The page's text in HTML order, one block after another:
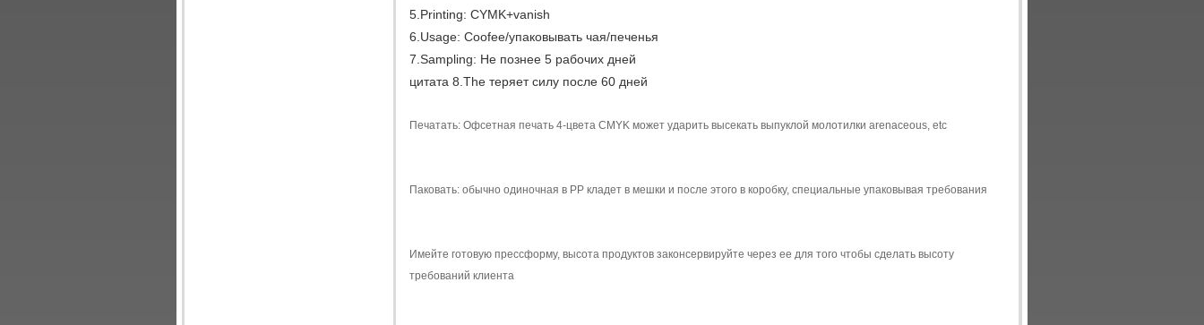
5.Printing: CYMK+vanish
6.Usage: Coofee/упаковывать чая/печенья
7.Sampling: Не познее 5 рабочих дней
цитата 8.The теряет силу после 60 дней
Печатать: Офсетная печать 4-цвета CMYK может ударить высекать выпуклой молотилки arenaceous, etc
Паковать: обычно одиночная в PP кладет в мешки и после этого в коробку, специальные упаковывая требования
Имейте готовую прессформу, высота продуктов законсервируйте через ее для того чтобы сделать высоту
требований клиента